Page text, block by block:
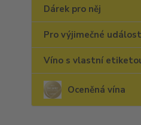
Dárek pro něj
Pro výjimečné
Víno s vlastní
Oceněná vína